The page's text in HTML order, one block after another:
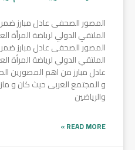
المصور الصحفى عادل مبارز
الملتقي الدولي لرياضة المرأة
المصور الصحفى عادل مبارز
الملتقي الدولي لرياضة المرأة
عادل مبارز من اهم المصورين
و المجتمع العربى حيث كان و
والرياضين
READ MORE »